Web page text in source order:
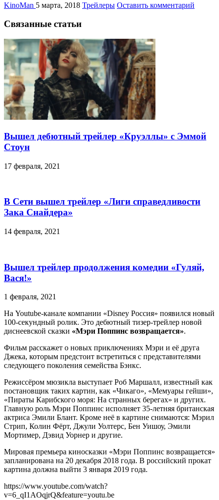
KinoMan 5 марта, 2018 Трейлеры Оставить комментарий
Связанные статьи
Вышел дебютный трейлер «Круэллы» с Эммой
Стоун
17 февраля, 2021
В Сети вышел трейлер «Лиги справедливости
Зака Снайдера»
14 февраля, 2021
Вышел трейлер продолжения комедии «Гуляй,
Вася!»
1 февраля, 2021
На Youtube-канале компании «Disney Россия» появился новый
100-секундный ролик. Это дебютный тизер-трейлер новой
диснеевской сказки «Мэри Поппинс возвращается».
Фильм расскажет о новых приключениях Мэри и её друга
Джека, которым предстоит встретиться с представителями
следующего поколения семейства Бэнкс.
Режиссёром мюзикла выступает Роб Маршалл, известный как
постановщик таких картин, как «Чикаго», «Мемуары гейши»,
«Пираты Карибского моря: На странных берегах» и других.
Главную роль Мэри Поппинс исполняет 35-летняя британская
актриса Эмили Блант. Кроме неё в картине снимаются: Мэрил
Стрип, Колин Фёрт, Джули Уолтерс, Бен Уишоу, Эмили
Мортимер, Дэвид Уорнер и другие.
Мировая премьера киносказки «Мэри Поппинс возвращается»
запланирована на 20 декабря 2018 года. В российский прокат
картина должна выйти 3 января 2019 года.
https://www.youtube.com/watch?
v=6_qI1AOqjrQ&feature=youtu.be